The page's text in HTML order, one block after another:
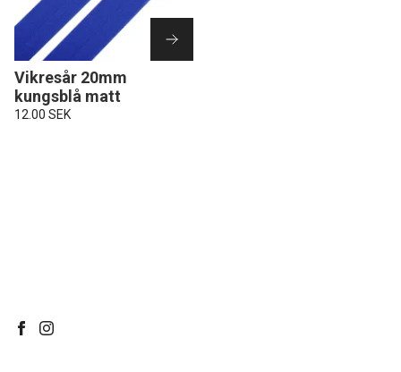
Vikresår 20mm
kungsblå matt
12.00 SEK